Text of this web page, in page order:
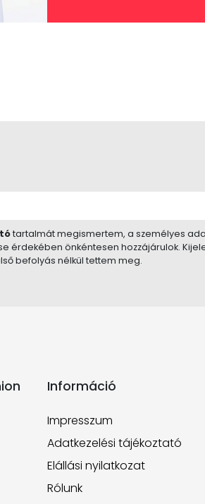
tartalmát megismertem, a személyes
érdekében önkéntesen hozzájárulok.
befolyás nélkül tettem meg.
Információ
Impresszum
Adatkezelési tájékoztató
Elállási nyilatkozat
Rólunk